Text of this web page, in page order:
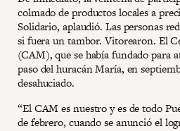
colmado de productos locales a
Solidario, aplaudió. Las personas
si fuera un tambor. Vitorearon. El
(CAM), que se había fundado para
paso del huracán María, en
desahuciado.
“El CAM es nuestro y es de todo
de febrero, cuando se anunció el